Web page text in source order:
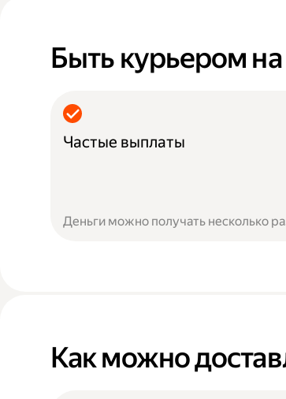
Быть курьером
Частые выплаты
Деньги можно получать несколько
Как можно